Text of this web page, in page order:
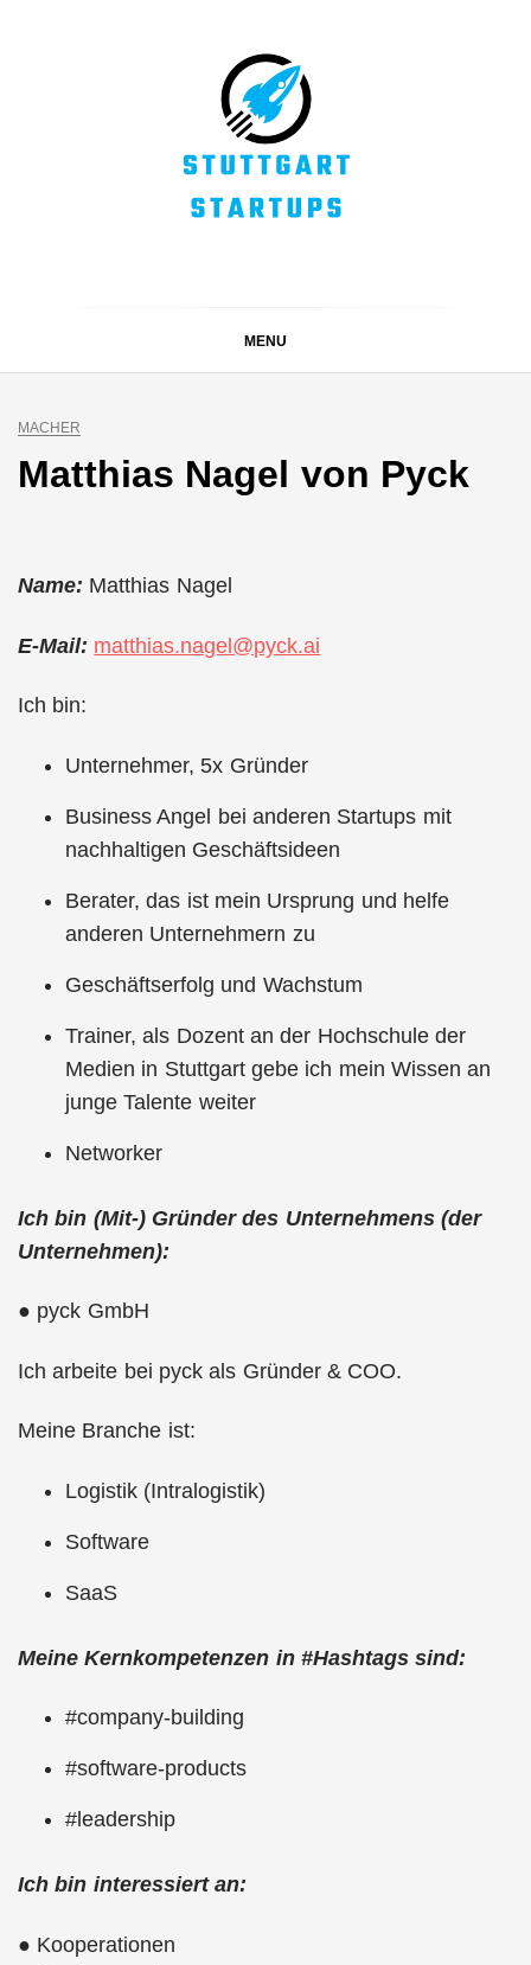
MENU
MACHER
Matthias Nagel von Pyck
Name: Matthias Nagel
E-Mail: matthias.nagel@pyck.ai
Ich bin:
Unternehmer, 5x Gründer
Business Angel bei anderen Startups mit
nachhaltigen Geschäftsideen
Berater, das ist mein Ursprung und helfe
anderen Unternehmern zu
Geschäftserfolg und Wachstum
Trainer, als Dozent an der Hochschule der
Medien in Stuttgart gebe ich mein Wissen an
junge Talente weiter
Networker
Ich bin (Mit-) Gründer des Unternehmens (der
Unternehmen):
● pyck GmbH
Ich arbeite bei pyck als Gründer & COO.
Meine Branche ist:
Logistik (Intralogistik)
Software
SaaS
Meine Kernkompetenzen in #Hashtags sind:
#company-building
#software-products
#leadership
Ich bin interessiert an:
● Kooperationen